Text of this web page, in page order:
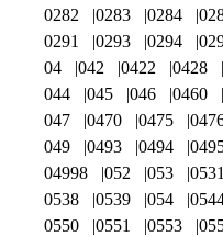
0282
0283 0284
0291
0293 0294
04
042 0422 0428
044
045 046 0460
047
0470 0475
049
0493 0494
04998
052 053 0531
0538
0539 054
0550
0551 0553